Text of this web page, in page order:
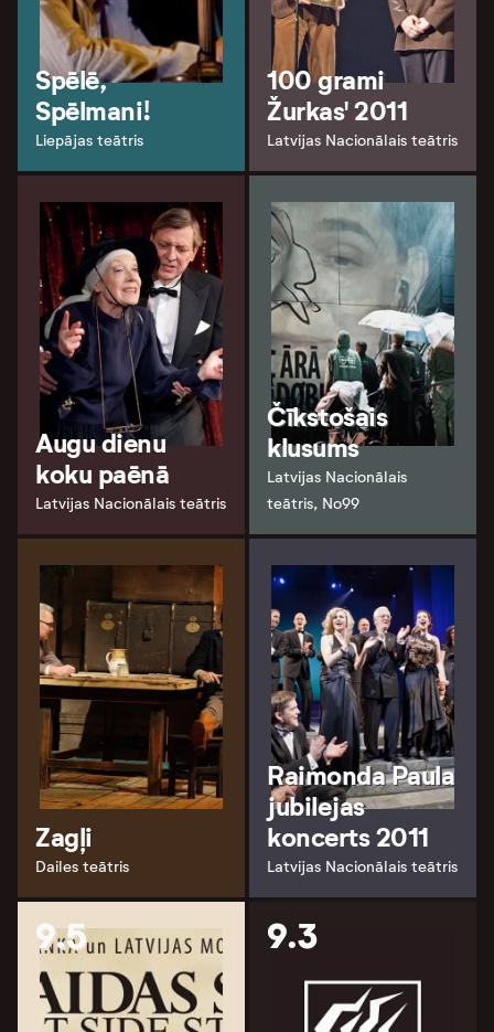
Spēlē,
Spēlmani!
Liepājas teātris
100 grami
Žurkas' 2011
Latvijas Nacionālais teātris
Augu dienu
koku paēnā
Latvijas Nacionālais teātris
Čīkstošais
klusums
Latvijas Nacionālais
teātris, No99
Zagļi
Dailes teātris
Raimonda Paula
jubilejas
koncerts 2011
Latvijas Nacionālais teātris
9.5 9.3